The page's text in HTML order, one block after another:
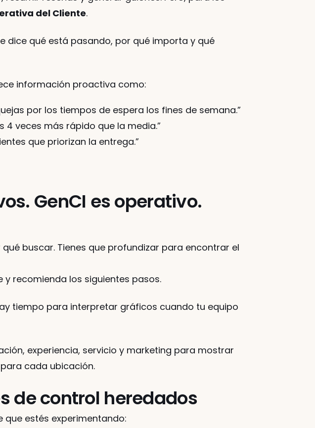
del Cliente.
dice qué está pasando, por qué importa y qué
información proactiva como:
por los tiempos de espera los fines de semana.”
4 veces más rápido que la media.”
que priorizan la entrega.”
GenCI es operativo.
buscar. Tienes que profundizar para encontrar el
y recomienda los siguientes pasos.
tiempo para interpretar gráficos cuando tu equipo
experiencia, servicio y marketing para mostrar
cada ubicación.
de control heredados
que estés experimentando: